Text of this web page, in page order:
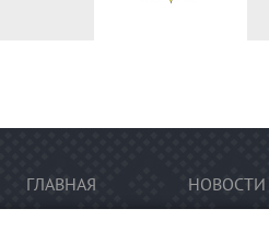
ГЛАВНАЯ НОВОСТИ